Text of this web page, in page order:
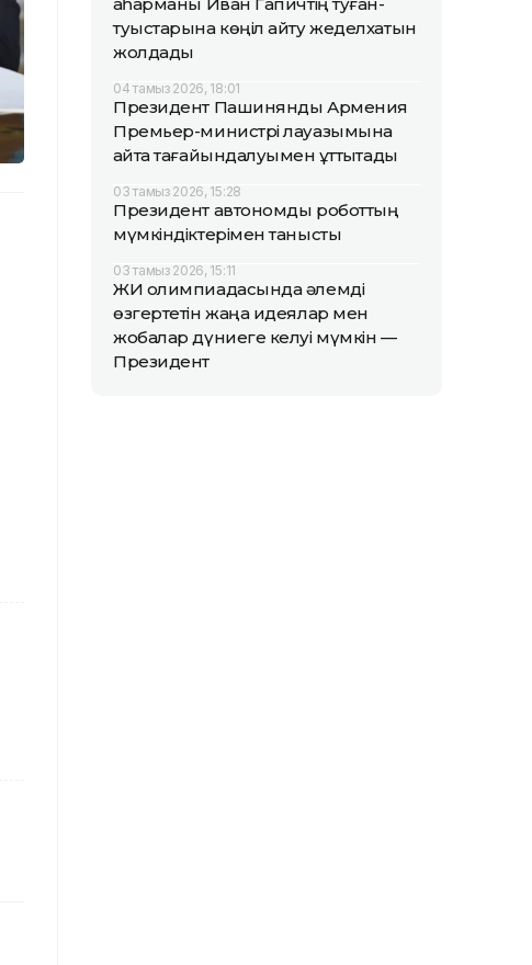
туыстарына көңіл айту жеделхатын
жолдады
04 тамыз 2026, 18:01
Президент Пашинянды Армения
Премьер-министрі лауазымына
қайта тағайындалуымен құттықтады
03 тамыз 2026, 15:28
Президент автономды роботтың
мүмкіндіктерімен танысты
03 тамыз 2026, 15:11
ЖИ олимпиадасында әлемді
өзгертетін жаңа идеялар мен
жобалар дүниеге келуі мүмкін —
Президент